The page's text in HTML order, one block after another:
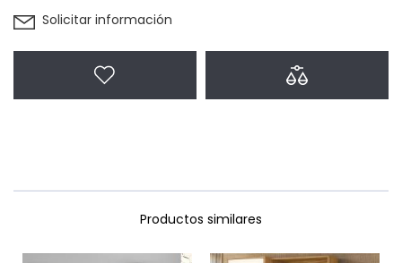
Solicitar información
Productos similares